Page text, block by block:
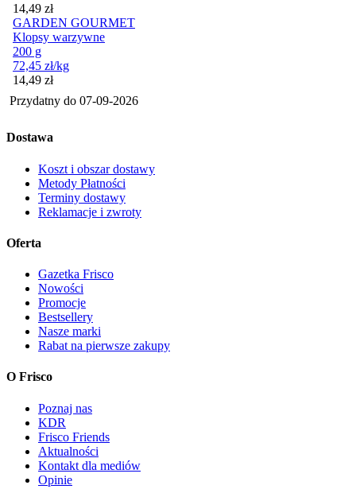
Cena
14,49 zł
GARDEN GOURMET
Klopsy warzywne
200 g
72,45 zł/kg
Cena
14,49 zł
Przydatny do 07-09-2026
Dostawa
Koszt i obszar dostawy
Metody Płatności
Terminy dostawy
Reklamacje i zwroty
Oferta
Gazetka Frisco
Nowości
Promocje
Bestsellery
Nasze marki
Rabat na pierwsze zakupy
O Frisco
Poznaj nas
KDR
Frisco Friends
Aktualności
Kontakt dla mediów
Opinie